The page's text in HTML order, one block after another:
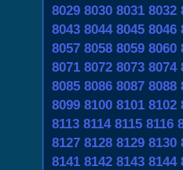
8029 8030 8031 8032
8043 8044 8045 8046
8057 8058 8059 8060
8071 8072 8073 8074
8085 8086 8087 8088
8099 8100 8101 8102
8113 8114 8115 8116
8127 8128 8129 8130
8141 8142 8143 8144